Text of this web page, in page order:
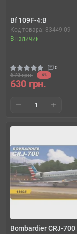
Bf 109F-4:B
Код товара: 83449-09
В наличии
0
670 грн. -6%
630 грн.
Bombardier CRJ-700